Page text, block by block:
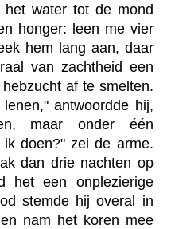
water tot de mond
honger: leen me vier
hem lang aan, daar
van zachtheid een
af te smelten.
antwoordde hij,
maar onder één
doen?" zei de arme.
dan drie nachten op
het een onplezierige
stemde hij overal in
nam het koren mee